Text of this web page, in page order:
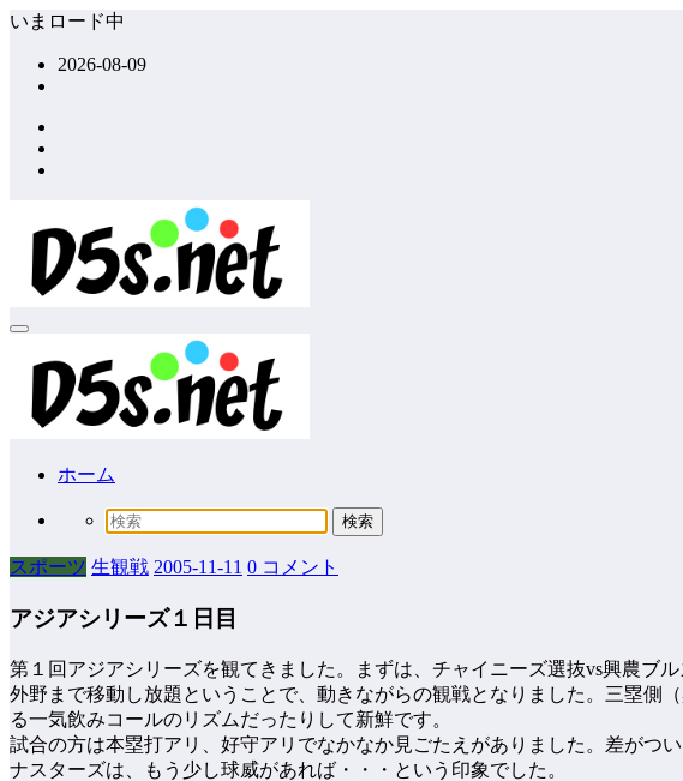
コ
いまロード中
2026-08-09
ホーム
スポーツ 生観戦 2005-11-11 0 コメント
アジアシリーズ１日目
第１回アジアシリーズを観てきました。まずは、チャイニーズ選抜vs興農ブ
外野まで移動し放題ということで、動きながらの観戦となりました。三塁側
る一気飲みコールのリズムだったりして新鮮です。
試合の方は本塁打アリ、好守アリでなかなか見ごたえがありました。差がつ
ナスターズは、もう少し球威があれば・・・という印象でした。